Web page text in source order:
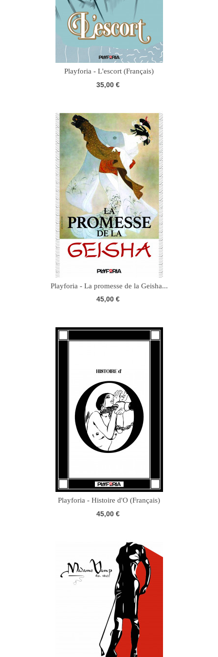
Playforia - L'escort (Français)
35,00 €
Playforia - La promesse de la Geisha...
45,00 €
Playforia - Histoire d'O (Français)
45,00 €